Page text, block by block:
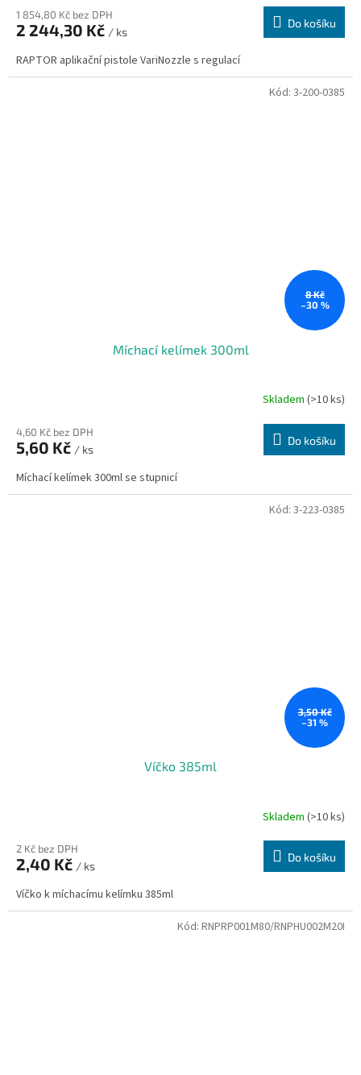
1 854,80 Kč bez DPH
2 244,30 Kč / ks
Do košíku
RAPTOR aplikační pistole VariNozzle s regulací
8 Kč
–30 %
Míchací kelímek 300ml
Skladem (>10 ks)
4,60 Kč bez DPH
5,60 Kč / ks
Do košíku
Míchací kelímek 300ml se stupnicí
Kód: 3-200-0385
3,50 Kč
–31 %
Víčko 385ml
Skladem (>10 ks)
2 Kč bez DPH
2,40 Kč / ks
Do košíku
Víčko k míchacímu kelímku 385ml
Kód: 3-223-0385
Kód: RNPRP001M80/RNPHU002M20I